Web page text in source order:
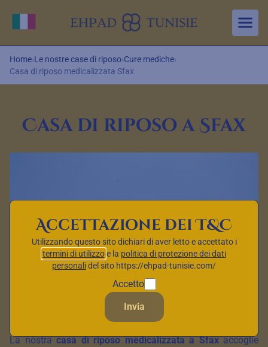
Aller au contenu principal
Cambia lingua
Home›Le nostre case di riposo›Cure mediche›
Casa di riposo medicalizzata Sfax
Casa di riposo a Sfax
La nostracasa di riposo medicalizzata a Sfaxaccoglie
Accettazione dei T&C
Utilizzando questo sito dichiari di aver letto e accettato i
termini di utilizzoe la politica di protezione dei dati
personalidel sito https://ehpad-tunisie.com/
Accetto
Invia